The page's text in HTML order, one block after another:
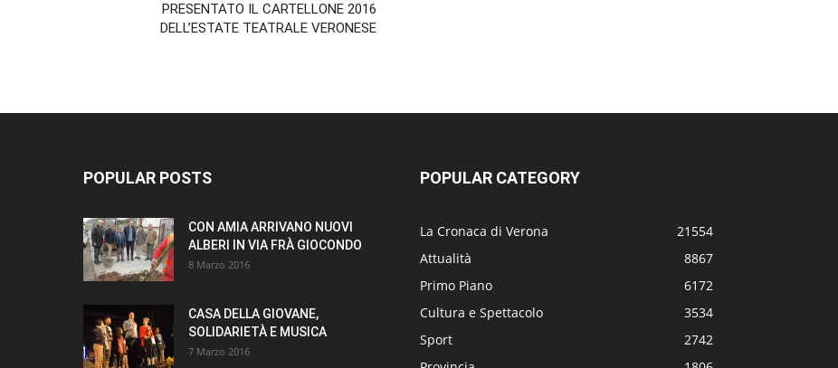
PRESENTATO IL CARTELLONE 2016
DELL’ESTATE TEATRALE VERONESE
POPULAR POSTS
CON AMIA ARRIVANO NUOVI
ALBERI IN VIA FRÀ GIOCONDO
8 Marzo 2016
CASA DELLA GIOVANE,
SOLIDARIETÀ E MUSICA
7 Marzo 2016
POPULAR CATEGORY
La Cronaca di Verona
21554
Attualità
8867
Primo Piano
6172
Cultura e Spettacolo
3534
Sport
2742